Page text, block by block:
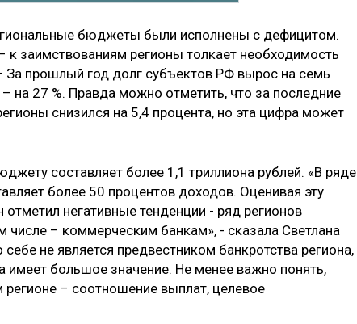
бюджеты были исполнены с дефицитом.
заимствованиям регионы толкает необходимость
За прошлый год долг субъектов РФ вырос на семь
на 27 %. Правда можно отметить, что за последние
снизился на 5,4 процента, но эта цифра может
составляет более 1,1 триллиона рублей. «В ряде
более 50 процентов доходов. Оценивая эту
негативные тенденции - ряд регионов
– коммерческим банкам», - сказала Светлана
не является предвестником банкротства региона,
имеет большое значение. Не менее важно понять,
регионе – соотношение выплат, целевое